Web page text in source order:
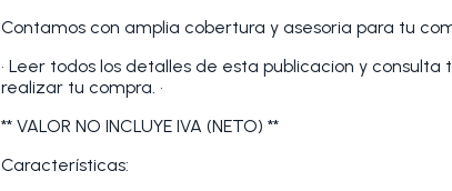
Contamos con amplia cobertura y asesoria para tu
• Leer todos los detalles de esta publicacion y consulta
realizar tu compra. •
** VALOR NO INCLUYE IVA (NETO) **
Características: